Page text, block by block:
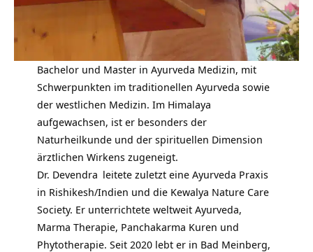
Bachelor und Master in Ayurveda Medizin, mit
Schwerpunkten im traditionellen Ayurveda sowie
der westlichen Medizin. Im Himalaya
aufgewachsen, ist er besonders der
Naturheilkunde und der spirituellen Dimension
ärztlichen Wirkens zugeneigt.
Dr. Devendra leitete zuletzt eine Ayurveda Praxis
in Rishikesh/Indien und die Kewalya Nature Care
Society. Er unterrichtete weltweit Ayurveda,
Marma Therapie, Panchakarma Kuren und
Phytotherapie. Seit 2020 lebt er in Bad Meinberg,